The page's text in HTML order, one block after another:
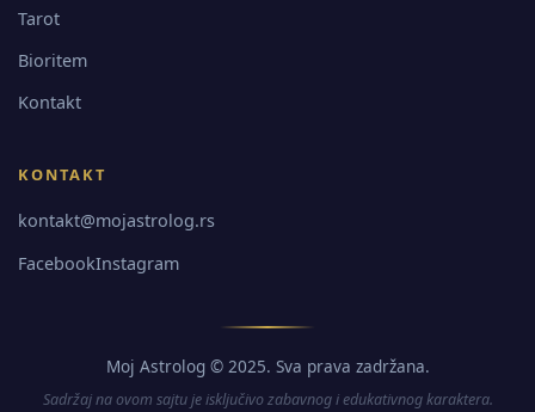
Tarot
Bioritem
Kontakt
KONTAKT
kontakt@mojastrolog.rs
FacebookInstagram
Moj Astrolog © 2025. Sva prava zadržana.
Sadržaj na ovom sajtu je isključivo zabavnog i edukativnog karaktera.